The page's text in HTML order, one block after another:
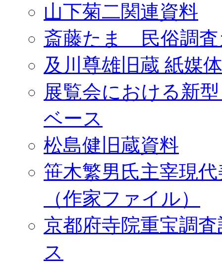
山下菊二関連資料
斎藤たま 民俗調査
及川尊雄旧蔵 紙媒
展覧会における新
ベース
松島健旧蔵資料
笹木繁男氏主宰現
（作家ファイル）
京都府寺院重宝調
ス